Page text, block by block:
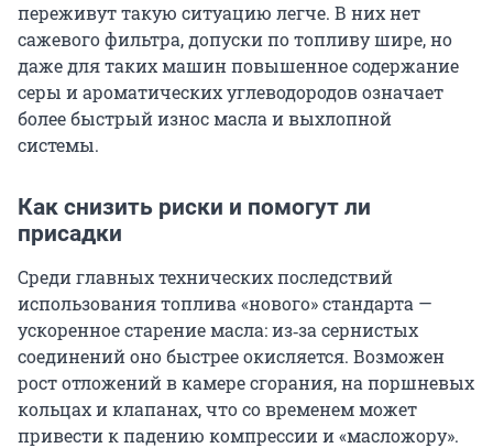
переживут такую ситуацию легче. В них нет
сажевого фильтра, допуски по топливу шире, но
даже для таких машин повышенное содержание
серы и ароматических углеводородов означает
более быстрый износ масла и выхлопной
системы.
Как снизить риски и помогут ли
присадки
Среди главных технических последствий
использования топлива «нового» стандарта —
ускоренное старение масла: из‑за сернистых
соединений оно быстрее окисляется. Возможен
рост отложений в камере сгорания, на поршневых
кольцах и клапанах, что со временем может
привести к падению компрессии и «масложору».